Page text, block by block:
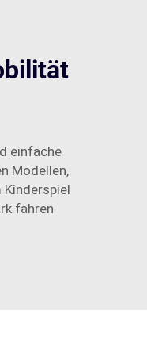
einfache
Modellen,
fahren